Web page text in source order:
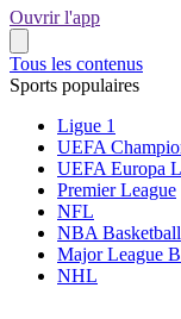
Ouvrir l'app
Tous les contenus
Sports populaires
Ligue 1
UEFA
UEFA Europa
Premier League
NFL
NBA Basketball
Major League
NHL